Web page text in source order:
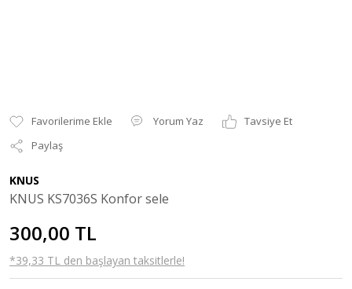
Yorum Yaz
Tavsiye Et
Paylaş
KNUS
KNUS KS7036S Konfor sele
300,00 TL
*39,33 TL den başlayan taksitlerle!